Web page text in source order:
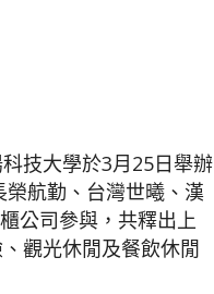
網
技大學於3月25日舉辦
航勤、台灣世曦、漢
公司參與，共釋出上
觀光休閒及餐飲休閒